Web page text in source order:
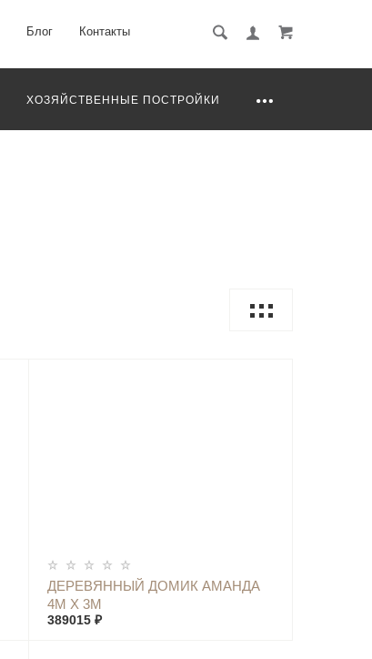
Блог Контакты
ХОЗЯЙСТВЕННЫЕ ПОСТРОЙКИ
ДЕРЕВЯННЫЙ ДОМИК АМАНДА
4М Х 3М
389015 ₽
КУПИТЬ